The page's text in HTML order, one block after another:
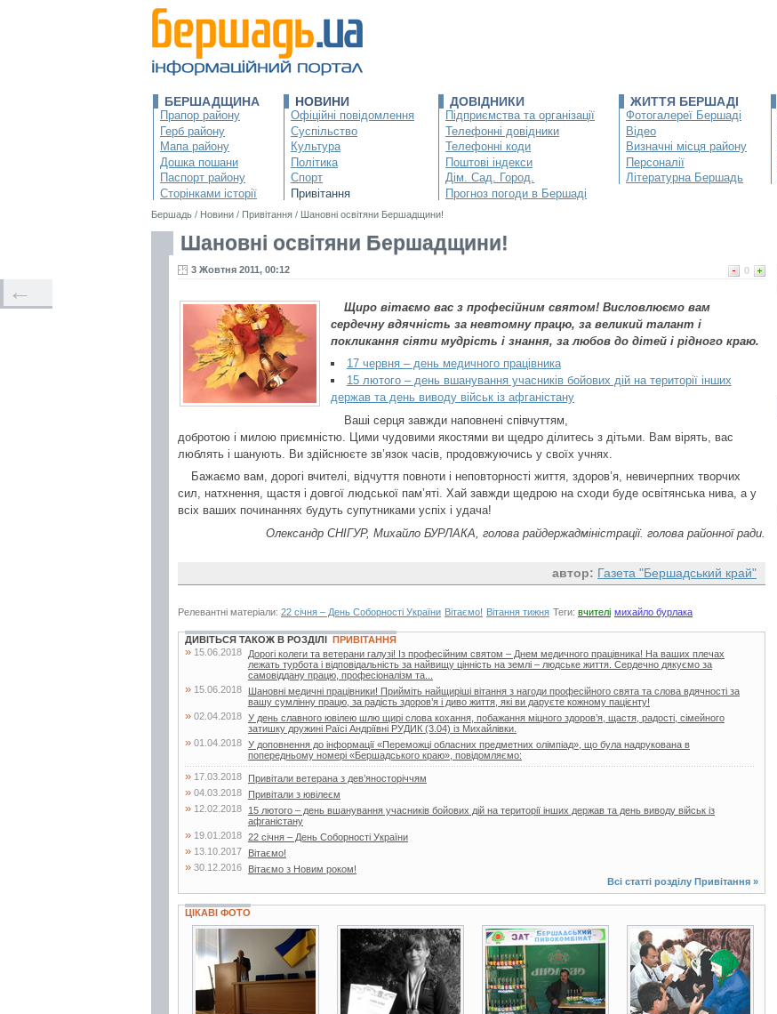
БЕРШАДЩИНА
Прапор району
Герб району
Мапа району
Дошка пошани
Паспорт району
Сторінками історії
НОВИНИ
Офіційні повідомлення
Суспільство
Культура
Політика
Спорт
Привітання
ДОВІДНИКИ
Підприємства та організації
Телефонні довідники
Телефонні коди
Поштові індекси
Дім. Сад. Город.
Прогноз погоди в Бершаді
ЖИТТЯ БЕРШАДІ
Фотогалереї Бершаді
Відео
Визначні місця району
Персоналії
Літературна Бершадь
Бершадь / Новини / Привітання / Шановні освітяни Бершадщини!
Шановні освітяни Бершадщини!
0
3 Жовтня 2011, 00:12
Щиро вітаємо вас з професійним святом! Висловлюємо вам
сердечну вдячність за невтомну працю, за великий талант і
покликання сіяти мудрість і знання, за любов до дітей і рідного краю.
17 червня – день медичного працівника
15 лютого – день вшанування учасників бойових дій на території інших
держав та день виводу військ із афганістану
Ваші серця завжди наповнені співчуттям,
добротою і милою приємністю. Цими чудовими якостями ви щедро ділитесь з дітьми. Вам вірять, вас
люблять і шанують. Ви здійснюєте зв’язок часів, продовжуючись у своїх учнях.
Бажаємо вам, дорогі вчителі, відчуття повноти і неповторності життя, здоров’я, невичерпних творчих
сил, натхнення, щастя і довгої людської пам’яті. Хай завжди щедрою на сходи буде освітянська нива, а у
всіх ваших починаннях будуть супутниками успіх і удача!
Олександр СНІГУР, Михайло БУРЛАКА, голова райдержадміністрації. голова районної ради.
автор: Газета "Бершадський край"
Релевантні матеріали: 22 січня – День Соборності України Вітаємо! Вітання тижня Теги: вчителі михайло бурлака
←
ДИВІТЬСЯ ТАКОЖ В РОЗДІЛІ ПРИВІТАННЯ
» 15.06.2018
Дорогі колеги та ветерани галузі! Із професійним святом – Днем медичного працівника! На ваших плечах
лежать турбота і відповідальність за найвищу цінність на землі – людське життя. Сердечно дякуємо за
самовіддану працю, професіоналізм та...
» 15.06.2018
Шановні медичні працівники! Прийміть найщиріші вітання з нагоди професійного свята та слова вдячності за
вашу сумлінну працю, за радість здоров’я і диво життя, які ви даруєте кожному пацієнту!
» 02.04.2018 У день славного ювілею шлю щирі слова кохання, побажання міцного здоров’я, щастя, радості, сімейного
затишку дружині Раїсі Андріївні РУДИК (3.04) із Михайлівки.
» 01.04.2018 У доповнення до інформації «Переможці обласних предметних олімпіад», що була надрукована в
попередньому номері «Бершадського краю», повідомляємо:
» 17.03.2018 Привітали ветерана з дев’яносторіччям
» 04.03.2018 Привітали з ювілеєм
» 12.02.2018
15 лютого – день вшанування учасників бойових дій на території інших держав та день виводу військ із
афганістану
» 19.01.2018 22 січня – День Соборності України
» 13.10.2017 Вітаємо!
» 30.12.2016
Вітаємо з Новим роком!
Всі статті розділу Привітання »
ЦІКАВІ ФОТО
2 фото 9 фото 4 фото